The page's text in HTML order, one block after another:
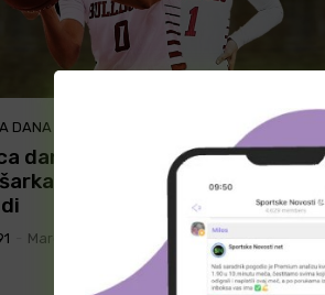
DANA
dana: Atraktivna koledž
koju prati pola miliona
March 17, 2023